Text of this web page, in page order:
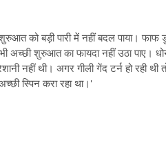
को बड़ी पारी में नहीं बदल पाया।
अच्छी शुरुआत का फायदा नहीं उठा पाए।
नहीं थी। अगर गीली गेंद टर्न हो रही
स्पिन करा रहा था।'